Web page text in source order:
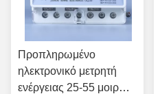
Προπληρωμένο
ηλεκτρονικό μετρητή
ενέργειας 25-55 μοιρών